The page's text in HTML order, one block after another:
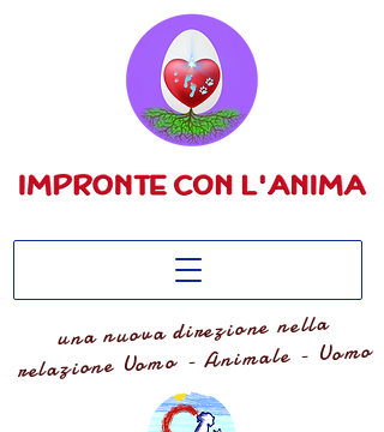
una nuova direzione nella
relazione Uomo - Animale - Uomo